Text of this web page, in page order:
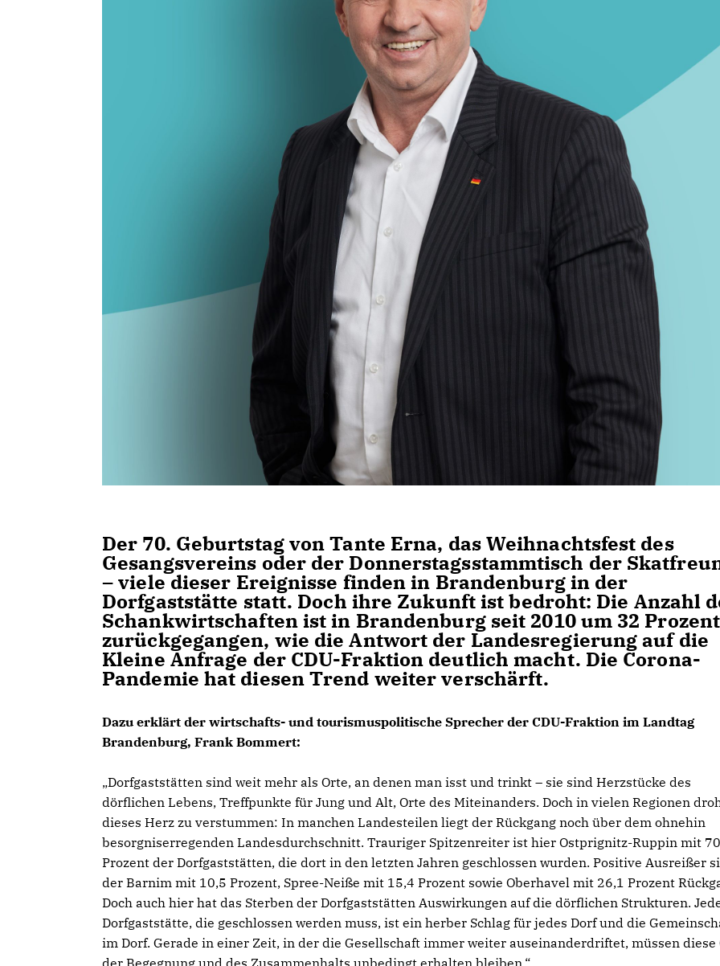
Der 70. Geburtstag von Tante Erna, das Weihnachtsfest des
Gesangsvereins oder der Donnerstagsstammtisch der
– viele dieser Ereignisse finden in Brandenburg in der
Dorfgaststätte statt. Doch ihre Zukunft ist bedroht: Die Anzahl
Schankwirtschaften ist in Brandenburg seit 2010 um 32 Prozent
zurückgegangen, wie die Antwort der Landesregierung auf die
Kleine Anfrage der CDU-Fraktion deutlich macht. Die Corona-
Pandemie hat diesen Trend weiter verschärft.
Dazu erklärt der wirtschafts- und tourismuspolitische Sprecher der CDU-Fraktion im Landtag
Brandenburg, Frank Bommert:
Dorfgaststätten sind weit mehr als Orte, an denen man isst und trinkt – sie sind Herzstücke des
dörflichen Lebens, Treffpunkte für Jung und Alt, Orte des Miteinanders. Doch in vielen Regionen
dieses Herz zu verstummen: In manchen Landesteilen liegt der Rückgang noch über dem ohnehin
besorgniserregenden Landesdurchschnitt. Trauriger Spitzenreiter ist hier Ostprignitz-Ruppin mit 70
Prozent der Dorfgaststätten, die dort in den letzten Jahren geschlossen wurden. Positive Ausreißer
der Barnim mit 10,5 Prozent, Spree-Neiße mit 15,4 Prozent sowie Oberhavel mit 26,1 Prozent
Doch auch hier hat das Sterben der Dorfgaststätten Auswirkungen auf die dörflichen Strukturen.
Dorfgaststätte, die geschlossen werden muss, ist ein herber Schlag für jedes Dorf und die
im Dorf. Gerade in einer Zeit, in der die Gesellschaft immer weiter auseinanderdriftet, müssen diese
der Begegnung und des Zusammenhalts unbedingt erhalten bleiben.“